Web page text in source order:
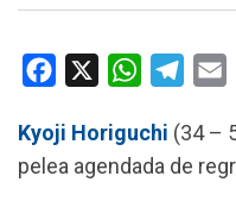
c
e
W
a
t
l
e
a
i
Kyoji Horiguchi (34 –
pelea agendada de